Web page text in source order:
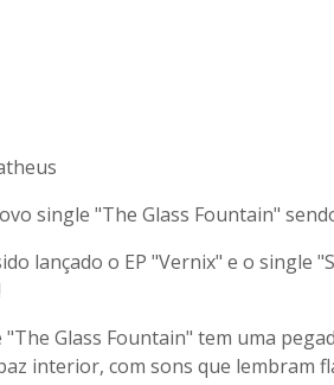
single "The Glass Fountain"
lançado o EP "Vernix" e o single
"The Glass Fountain" tem uma
interior, com sons que lembram